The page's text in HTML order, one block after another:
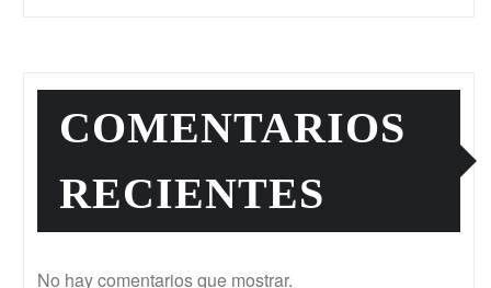
COMENTARIOS
RECIENTES
No hay comentarios que mostrar.